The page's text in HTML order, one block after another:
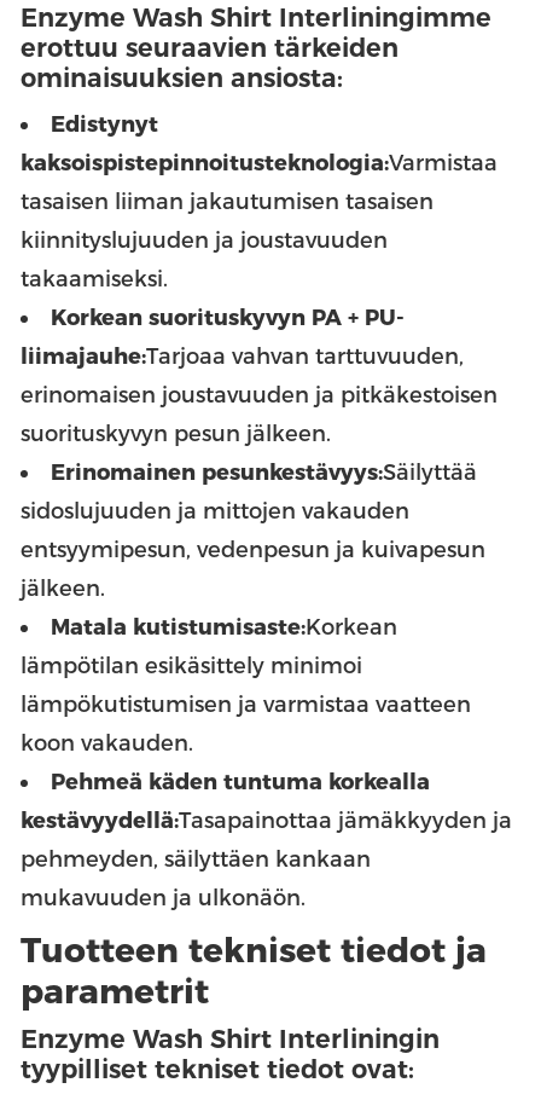
Enzyme Wash Shirt Interliningimme
erottuu seuraavien tärkeiden
ominaisuuksien ansiosta:
Edistynyt
kaksoispistepinnoitusteknologia:Varmistaa
tasaisen liiman jakautumisen tasaisen
kiinnityslujuuden ja joustavuuden
takaamiseksi.
Korkean suorituskyvyn PA + PU-
liimajauhe:Tarjoaa vahvan tarttuvuuden,
erinomaisen joustavuuden ja pitkäkestoisen
suorituskyvyn pesun jälkeen.
Erinomainen pesunkestävyys:Säilyttää
sidoslujuuden ja mittojen vakauden
entsyymipesun, vedenpesun ja kuivapesun
jälkeen.
Matala kutistumisaste:Korkean
lämpötilan esikäsittely minimoi
lämpökutistumisen ja varmistaa vaatteen
koon vakauden.
Pehmeä käden tuntuma korkealla
kestävyydellä:Tasapainottaa jämäkkyyden ja
pehmeyden, säilyttäen kankaan
mukavuuden ja ulkonäön.
Tuotteen tekniset tiedot ja
parametrit
Enzyme Wash Shirt Interliningin
tyypilliset tekniset tiedot ovat: